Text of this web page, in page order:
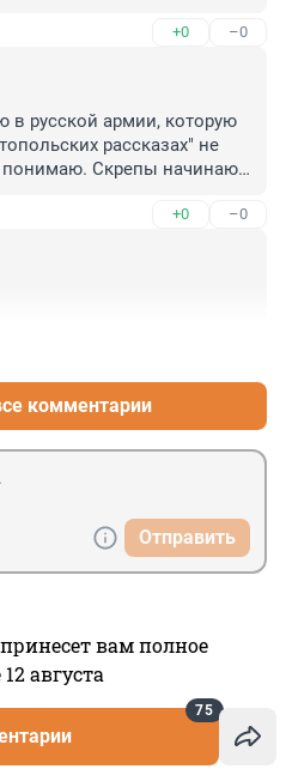
75
+0 –0
русской армии, которую
рассказах" не
понимаю. Скрепы начинают
+0 –0
комментарии
Отправить
вам полное
августа
в чем секрет успеха
не смог повторить
спойлеров»: